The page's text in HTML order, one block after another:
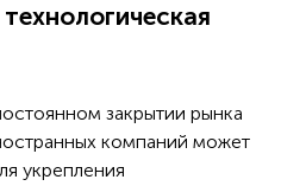
закрытии рынка
компаний может
укрепления